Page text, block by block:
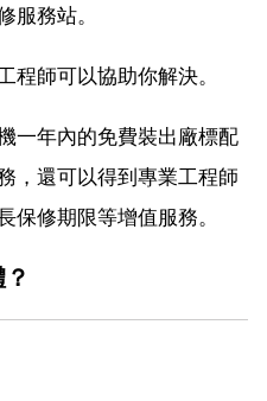
服務站。
程師可以協助你解決。
一年內的免費裝出廠標配
，還可以得到專業工程師
保修期限等增值服務。